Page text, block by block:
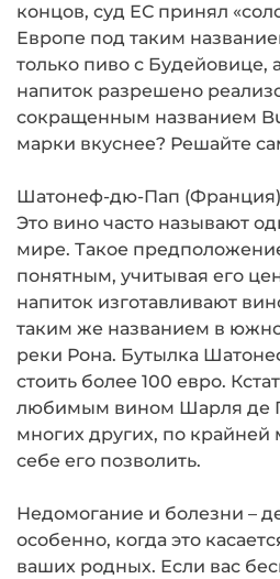
концов, суд ЕС принял
Европе под таким
только пиво с Будейовице,
напиток разрешено
сокращенным названием
марки вкуснее? Решайте
Шатонеф-дю-Пап (Франция)
Это вино часто называют
мире. Такое
понятным, учитывая его
напиток изготавливают
таким же названием в
реки Рона. Бутылка
стоить более 100 евро.
любимым вином Шарля де
многих других, по крайней
себе его позволить.
Недомогание и болезни –
особенно, когда это
ваших родных. Если вас